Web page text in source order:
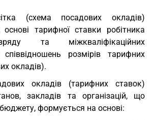
(схема посадових окладів)
тарифної ставки робітника
та міжкваліфікаційних
розмірів тарифних
окладів).
окладів (тарифних ставок)
закладів та організацій, що
формується на основі: